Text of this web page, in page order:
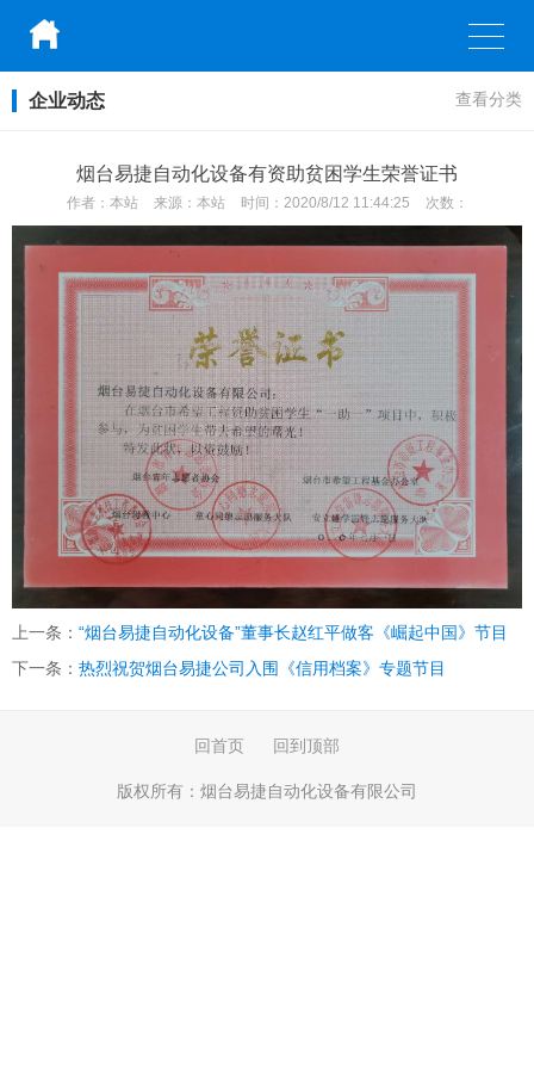
企业动态 查看分类
烟台易捷自动化设备有资助贫困学生荣誉证书
作者： 本站 来源： 本站 时间： 2020/8/12 11:44:25 次数：
上一条： “烟台易捷自动化设备”董事长赵红平做客《崛起中国》节目
下一条： 热烈祝贺烟台易捷公司入围《信用档案》专题节目
回首页 回到顶部
版权所有： 烟台易捷自动化设备有限公司